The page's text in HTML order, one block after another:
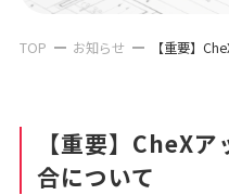
TOP お知らせ 【重要】
【重要】CheX
合について